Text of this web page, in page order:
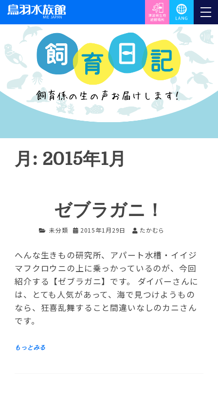
月: 2015年1月
ゼブラガニ！
未分類 2015年1月29日 たかむら
へんな生きもの研究所、アパート水槽・イイジ
マフクロウニの上に乗っかっているのが、今回
紹介する【ゼブラガニ】です。 ダイバーさんに
は、とても人気があって、海で見つけようもの
なら、狂喜乱舞すること間違いなしのカニさん
です。